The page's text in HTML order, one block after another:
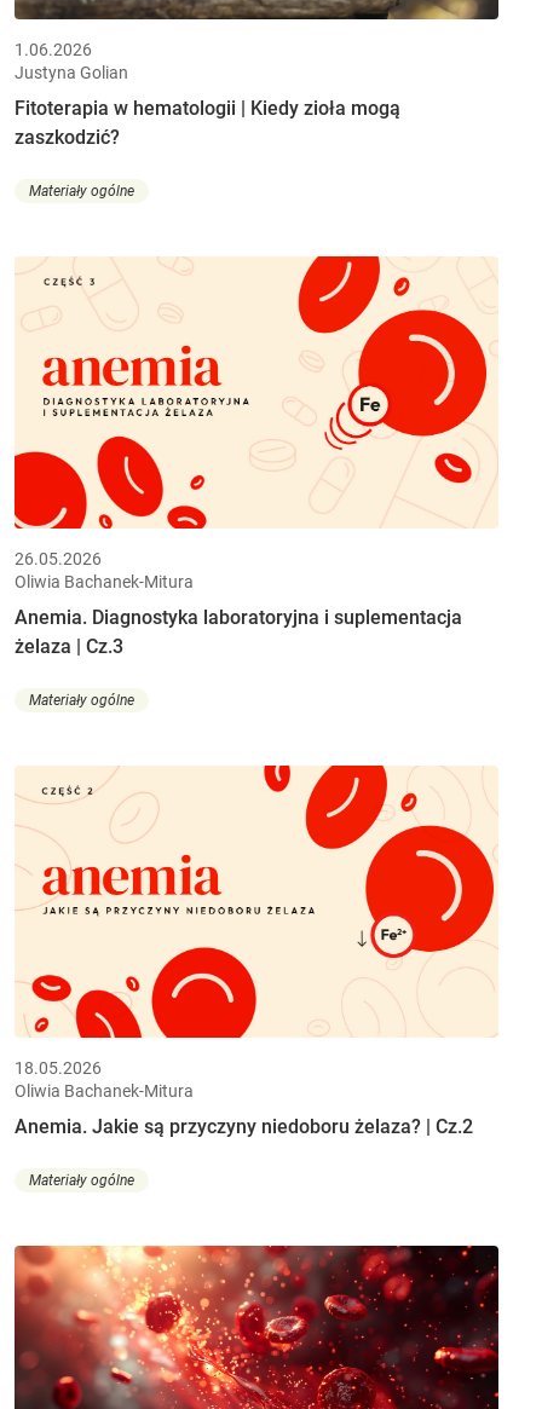
1.06.2026
Justyna Golian
Fitoterapia w hematologii | Kiedy zioła mogą
zaszkodzić?
Materiały ogólne
26.05.2026
Oliwia Bachanek-Mitura
Anemia. Diagnostyka laboratoryjna i suplementacja
żelaza | Cz.3
Materiały ogólne
18.05.2026
Oliwia Bachanek-Mitura
Anemia. Jakie są przyczyny niedoboru żelaza? | Cz.2
Materiały ogólne